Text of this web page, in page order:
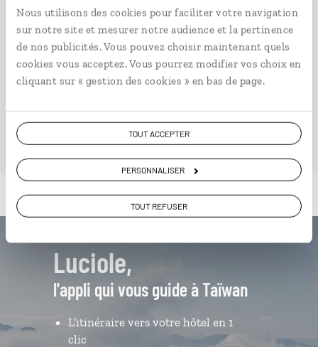
Nous utilisons des cookies pour faciliter votre navigation
sur notre site et mesurer notre audience et la pertinence
de nos publicités. Vous pouvez choisir maintenant quels
cookies vous acceptez. Vous pourrez modifier vos choix en
cliquant sur « gestion des cookies » en bas de page.
TOUT ACCEPTER
PERSONNALISER
TOUT REFUSER
à partir de 4000€
Luciole,
l'appli qui vous guide à Taïwan
L’itinéraire vers votre hôtel en 1
clic